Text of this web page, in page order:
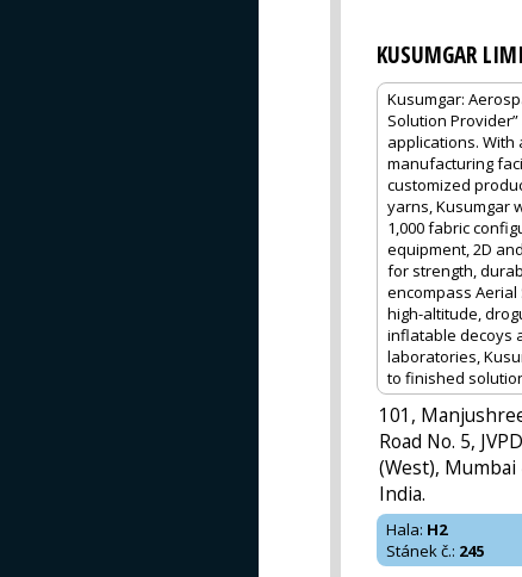
KUSUMGAR
Kusumgar:
Solution
applications.
manufacturing
customized
yarns, Kusumgar
1,000 fabric
equipment, 2D
for strength,
encompass Aerial
high-altitude,
inflatable decoys
laboratories,
to finished
101,
Road No. 5,
(West),
India.
Hala: H2
Stánek č.: 245